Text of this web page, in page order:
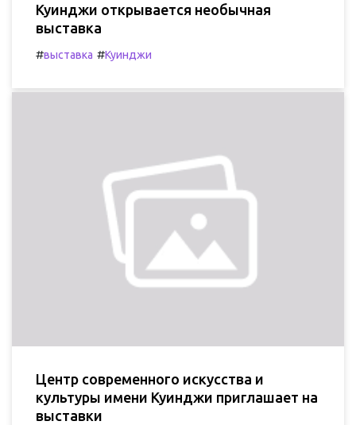
Куинджи открывается необычная
выставка
#выставка #Куинджи
Центр современного искусства и
культуры имени Куинджи приглашает на
выставки